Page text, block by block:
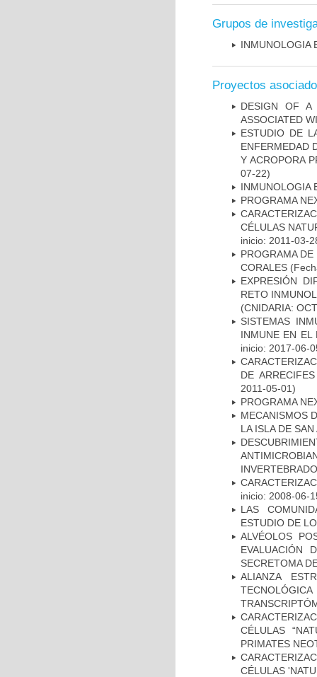
Grupos de
INMUNOLOGIA
Proyectos
DESIGN OF A
ASSOCIATED
ESTUDIO DE
ENFERMEDAD
Y ACROPORA
07-22)
INMUNOLOGIA
PROGRAMA
CÉLULAS
inicio: 2011-03-
PROGRAMA
CORALES
EXPRESIÓN
RETO
(CNIDARIA:
SISTEMAS
INMUNE EN EL
inicio: 2017-06-
DE
2011-05-01)
PROGRAMA
MECANISMOS
LA ISLA DE SAN
inicio: 2008-06-
LAS
ESTUDIO DE
ALVÉOLOS
EVALUACIÓN
SECRETOMA
ALIANZA
CÉLULAS
PRIMATES
CÉLULAS